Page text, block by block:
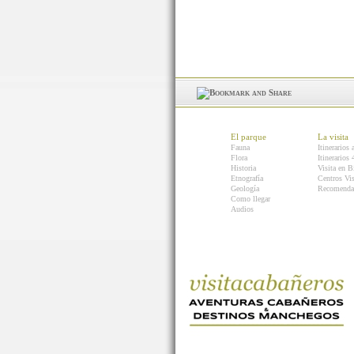
El parque
Fauna
Flora
Historia
Etnografía
Geología
Como llegar
Audios
La visita
Itinerarios
Itinerarios
Visita en
Centros